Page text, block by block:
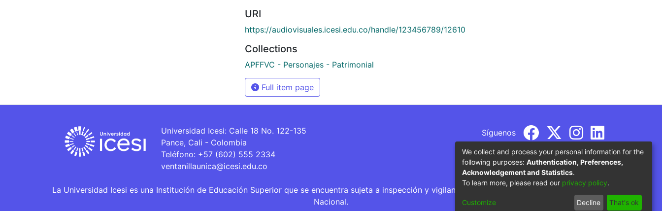
URI
https://audiovisuales.icesi.edu.co/handle/123456789/12610
Collections
APFFVC - Personajes - Patrimonial
Full item page
Universidad Icesi: Calle 18 No. 122-135
Pance, Cali - Colombia
Teléfono: +57 (602) 555 2334
ventanillaunica@icesi.edu.co
Síguenos
La Universidad Icesi es una Institución de Educación Superior que se encuentra sujeta a inspección y vigilancia por parte del Ministerio de Educación
Nacional.
We collect and process your personal information for the
following purposes: Authentication, Preferences,
Acknowledgement and Statistics.
To learn more, please read our privacy policy.
Customize Decline That's ok